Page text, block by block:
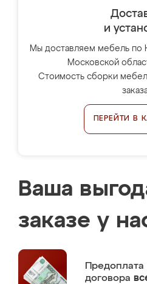
и
Мы доставляем мебель по
Московской
Стоимость сборки
ПЕРЕЙТИ В
Ваша
заказе у
Предоплата
договора